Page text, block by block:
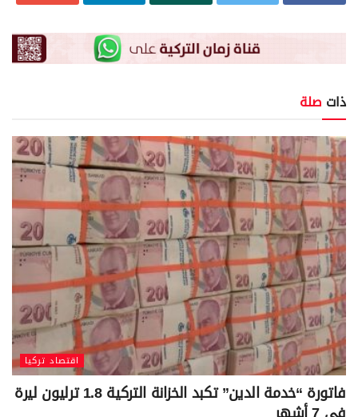
ذات صلة
اقتصاد تركيا
فاتورة “خدمة الدين” تكبد الخزانة التركية 1.8 ترليون ليرة